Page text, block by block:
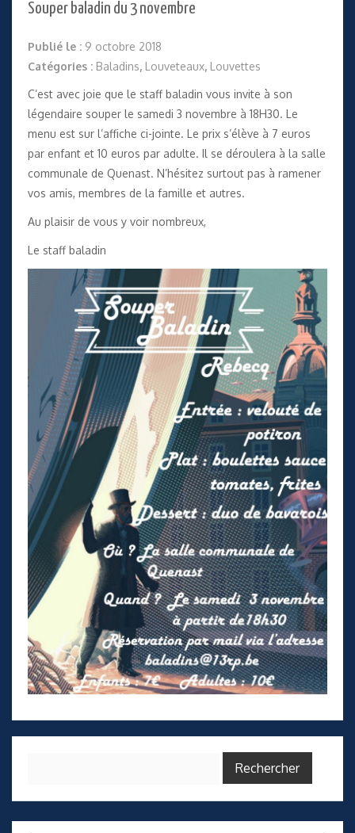
Souper baladin du 3 novembre
Publié le : 9 octobre 2018
Catégories : Baladins, Louveteaux, Louvettes
C’est avec joie que le staff baladin vous invite à son
légendaire souper le samedi 3 novembre à 18H30. Le
menu est sur l’affiche ci-jointe. Le prix s’élève à 7 euros
par enfant et 10 euros par adulte. Il se déroulera à la salle
communale de Quenast. N’hésitez surtout pas à ramener
vos amis, membres de la famille et autres.
Au plaisir de vous y voir nombreux,
Le staff baladin